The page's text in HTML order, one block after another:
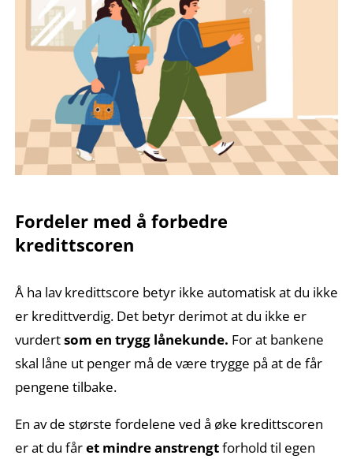
Fordeler med å forbedre
kredittscoren
Å ha lav kredittscore betyr ikke automatisk at du ikke
er kredittverdig. Det betyr derimot at du ikke er
vurdertsom en trygg lånekunde. For at bankene
skal låne ut penger må de være trygge på at de får
pengene tilbake.
En av de største fordelene ved å øke kredittscoren
er at du fåret mindre anstrengtforhold til egen